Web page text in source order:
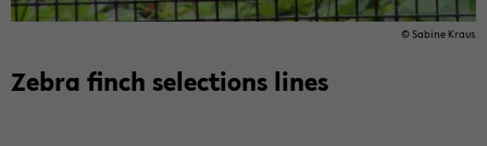
© Sa­bi­ne Kraus
Zebra finch selec­tions lines